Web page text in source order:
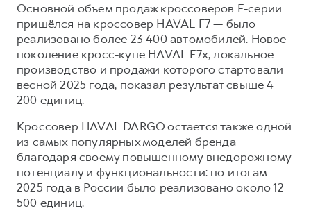
Основной объем продаж кроссоверов F-серии
пришёлся на кроссовер HAVAL F7 — было
реализовано более 23 400 автомобилей. Новое
поколение кросс-купе HAVAL F7x, локальное
производство и продажи которого стартовали
весной 2025 года, показал результат свыше 4
200 единиц.
Кроссовер HAVAL DARGO остается также одной
из самых популярных моделей бренда
благодаря своему повышенному внедорожному
потенциалу и функциональности: по итогам
2025 года в России было реализовано около 12
500 единиц.